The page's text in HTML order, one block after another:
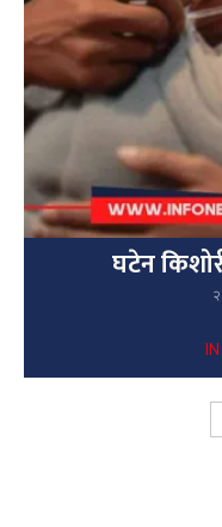
घटेन